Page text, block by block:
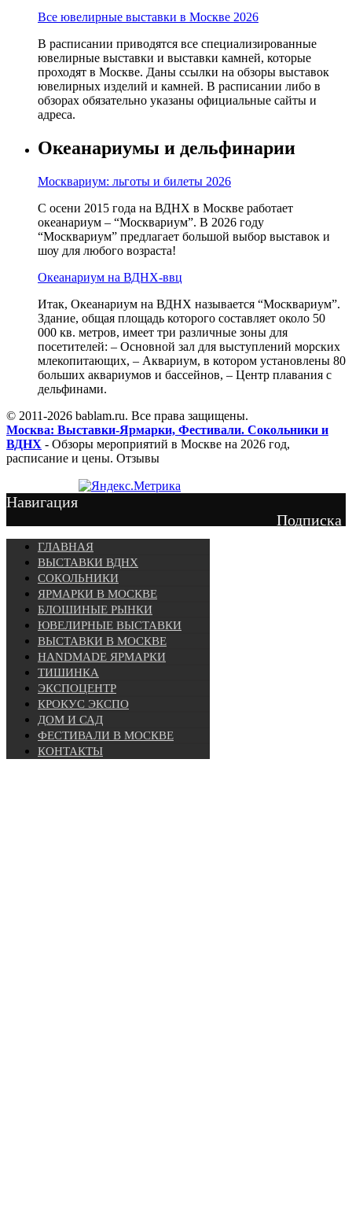
Все ювелирные выставки в Москве 2026
В расписании приводятся все специализированные
ювелирные выставки и выставки камней, которые
проходят в Москве. Даны ссылки на обзоры выставок
ювелирных изделий и камней. В расписании либо в
обзорах обязательно указаны официальные сайты и
адреса.
Океанариумы и дельфинарии
Москвариум: льготы и билеты 2026
С осени 2015 года на ВДНХ в Москве работает
океанариум – “Москвариум”. В 2026 году
“Москвариум” предлагает большой выбор выставок и
шоу для любого возраста!
Океанариум на ВДНХ-ввц
Итак, Океанариум на ВДНХ называется “Москвариум”.
Здание, общая площадь которого составляет около 50
000 кв. метров, имеет три различные зоны для
посетителей: – Основной зал для выступлений морских
млекопитающих, – Аквариум, в котором установлены 80
больших аквариумов и бассейнов, – Центр плавания с
дельфинами.
© 2011-2026 bablam.ru. Все права защищены.
Москва: Выставки-Ярмарки, Фестивали. Сокольники и
ВДНХ - Обзоры мероприятий в Москве на 2026 год,
расписание и цены. Отзывы
Навигация
Подписка
ГЛАВНАЯ
ВЫСТАВКИ ВДНХ
СОКОЛЬНИКИ
ЯРМАРКИ В МОСКВЕ
БЛОШИНЫЕ РЫНКИ
ЮВЕЛИРНЫЕ ВЫСТАВКИ
ВЫСТАВКИ В МОСКВЕ
HANDMADE ЯРМАРКИ
ТИШИНКА
ЭКСПОЦЕНТР
КРОКУС ЭКСПО
ДОМ И САД
ФЕСТИВАЛИ В МОСКВЕ
КОНТАКТЫ